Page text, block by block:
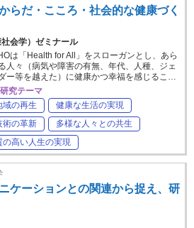
らだ・こころ・社会的な健康づく
会学）ゼミナール
は「Health for All」をスローガンとし、あら
人々（病気や障害の有無、年代、人種、ジェ
ー等を越えた）に健康かつ幸福を感じるこ…
研究テーマ
域の再生
健康な生活の実現
術の革新
多様な人々との共生
の高い人生の実現
ケーションとの関連から捉え、研